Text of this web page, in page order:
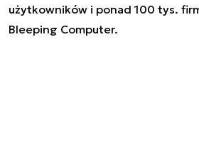
użytkowników i ponad 100 tys.
Bleeping Computer.